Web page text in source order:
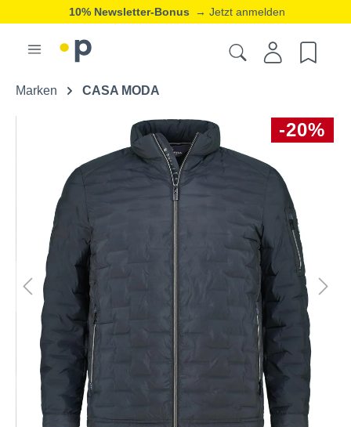
10% Newsletter-Bonus → Jetzt anmelden
Marken CASA MODA
-20%